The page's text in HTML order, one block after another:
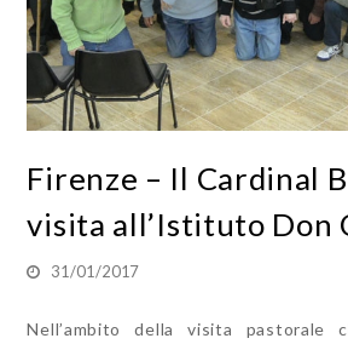
Firenze – Il Cardinal
visita all’Istituto Don
31/01/2017
Nell’ambito della visita pastorale